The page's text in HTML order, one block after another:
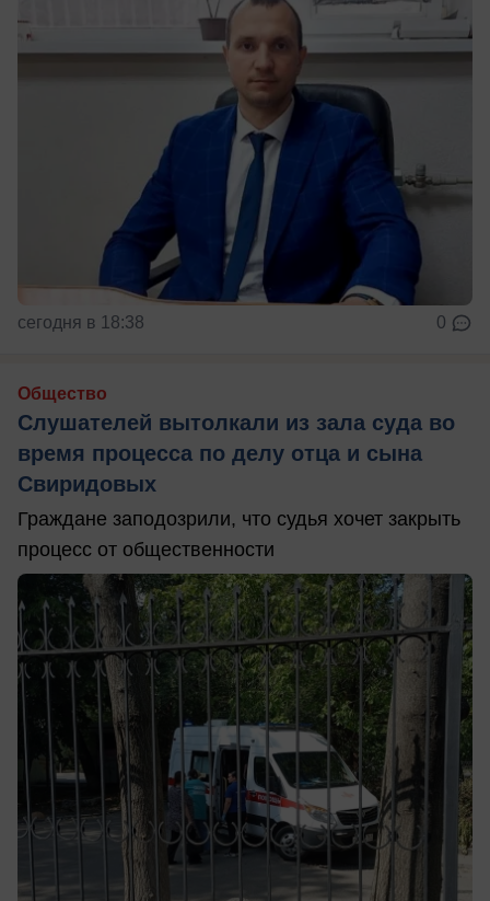
сегодня в 18:38 0
Общество
Слушателей вытолкали из зала суда во
время процесса по делу отца и сына
Свиридовых
Граждане заподозрили, что судья хочет закрыть
процесс от общественности